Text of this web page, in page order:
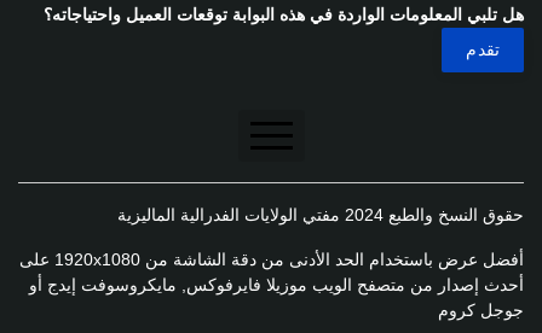
هل تلبي المعلومات الواردة في هذه البوابة توقعات العميل واحتياجاته؟
تنصل
سياسة الخصوصية
سياسة الخصوصية
سياسة تطبيق الخصوصية
حقوق النسخ والطبع 2024 مفتي الولايات الفدرالية الماليزية
أفضل عرض باستخدام الحد الأدنى من دقة الشاشة من 1920x1080 على
أحدث إصدار من متصفح الويب موزيلا فايرفوكس, مايكروسوفت إيدج أو
جوجل كروم